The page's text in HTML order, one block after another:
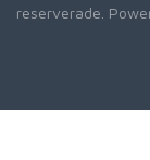
reserverade.